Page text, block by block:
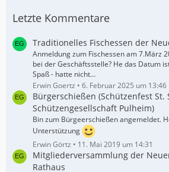
Letzte Kommentare
Traditionelles Fischessen der
Anmeldung zum Fischessen am 7.März
bei der Geschäftsstelle? He das Datum
Spaß - hatte nicht…
Erwin Goertz
6. Februar 2025 um 13:46
Bürgerschießen (Schützenfest St.
Schützengesellschaft Pulheim)
Bin zum Bürgeerschießen angemeldet.
Unterstützung
Erwin Görtz
11. Mai 2019 um 14:31
Mitgliederversammlung der
Rathaus